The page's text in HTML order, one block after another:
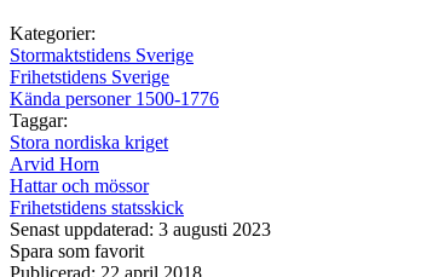
Kategorier:
Stormaktstidens Sverige
Frihetstidens Sverige
Kända personer 1500-1776
Taggar:
Stora nordiska kriget
Arvid Horn
Hattar och mössor
Frihetstidens statsskick
Senast uppdaterad: 3 augusti 2023
Spara som favorit
Publicerad: 22 april 2018